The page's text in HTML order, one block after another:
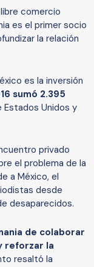
comercio
es el primer socio
la relación
es la inversión
sumó 2.395
Unidos y
privado
el problema de la
a México, el
desde
desaparecidos.
de colaborar
reforzar la
resaltó la